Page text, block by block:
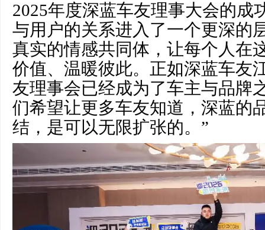
2025年度深蓝车友理事大会的成
与用户的关系进入了一个更深的
真实的情感共同体，让每个人在
价值、温暖彼此。正如深蓝车友
友理事会已经成为了车主与品牌
们希望让更多车友知道，深蓝的
结，是可以无限扩张的。”